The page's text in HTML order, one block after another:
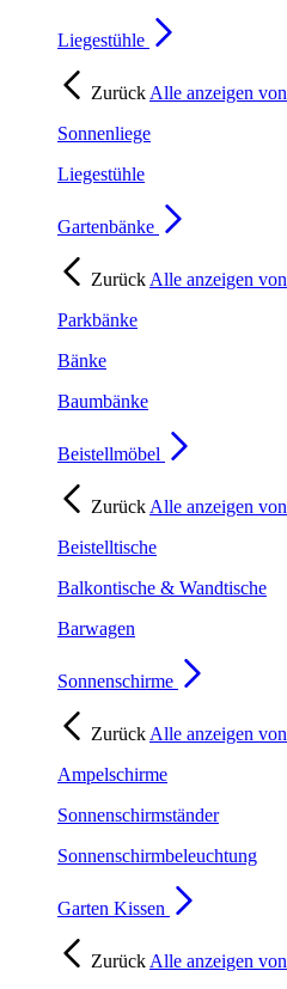
Liegestühle
Zurück Alle anzeigen von
Sonnenliege
Liegestühle
Gartenbänke
Zurück Alle anzeigen von
Parkbänke
Bänke
Baumbänke
Beistellmöbel
Zurück Alle anzeigen von
Beistelltische
Balkontische & Wandtische
Barwagen
Sonnenschirme
Zurück Alle anzeigen von
Ampelschirme
Sonnenschirmständer
Sonnenschirmbeleuchtung
Garten Kissen
Zurück Alle anzeigen von